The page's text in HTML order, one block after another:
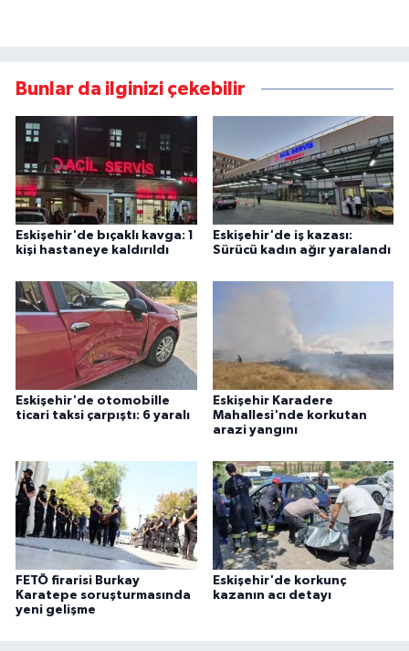
Bunlar da ilginizi çekebilir
Eskişehir'de bıçaklı kavga: 1
kişi hastaneye kaldırıldı
Eskişehir'de iş kazası:
Sürücü kadın ağır yaralandı
Eskişehir'de otomobille
ticari taksi çarpıştı: 6 yaralı
Eskişehir Karadere
Mahallesi'nde korkutan
arazi yangını
FETÖ firarisi Burkay
Karatepe soruşturmasında
yeni gelişme
Eskişehir'de korkunç
kazanın acı detayı